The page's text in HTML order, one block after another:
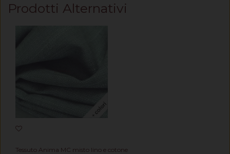
Prodotti Alternativi
Tessuto Anima MC misto lino e cotone